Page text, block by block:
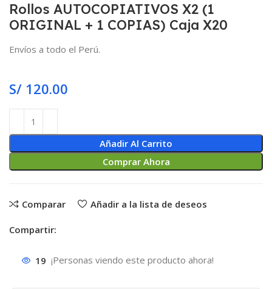
Rollos AUTOCOPIATIVOS X2 (1
ORIGINAL + 1 COPIAS) Caja X20
Envíos a todo el Perú.
S/ 120.00
Añadir Al Carrito
Comprar Ahora
Comparar Añadir a la lista de deseos
Compartir:
19 ¡Personas viendo este producto ahora!